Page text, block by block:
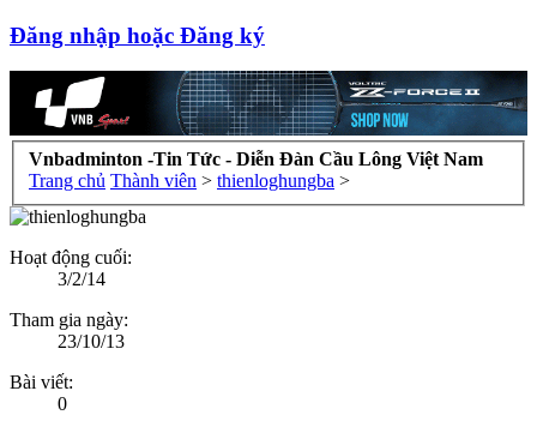
Đăng nhập hoặc Đăng ký
Vnbadminton -Tin Tức - Diễn Đàn Cầu Lông Việt Nam
Trang chủ Thành viên > thienloghungba >
Hoạt động cuối:
3/2/14
Tham gia ngày:
23/10/13
Bài viết:
0